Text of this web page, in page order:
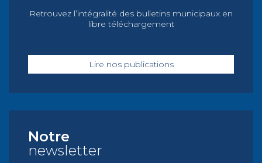
Retrouvez l’intégralité des bulletins municipaux en
libre téléchargement
Lire nos publications
Notre
newsletter